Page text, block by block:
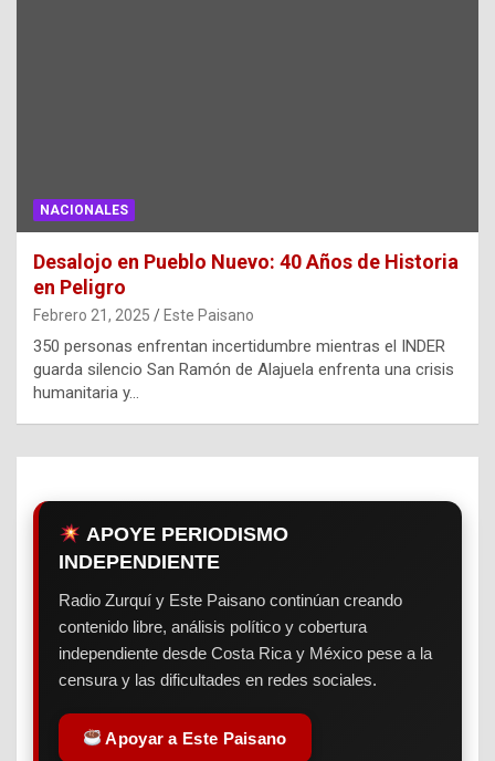
NACIONALES
Desalojo en Pueblo Nuevo: 40 Años de Historia
en Peligro
Febrero 21, 2025 Este Paisano
350 personas enfrentan incertidumbre mientras el INDER
guarda silencio San Ramón de Alajuela enfrenta una crisis
humanitaria y…
APOYE PERIODISMO
INDEPENDIENTE
Radio Zurquí y Este Paisano continúan creando
contenido libre, análisis político y cobertura
independiente desde Costa Rica y México pese a la
censura y las dificultades en redes sociales.
Apoyar a Este Paisano